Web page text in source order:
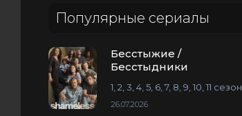
Популярные сериалы
Бесстыжие /
Бесстыдники
1, 2, 3, 4, 5, 6, 7, 8, 9, 10, 11 сезон
26.07.2026